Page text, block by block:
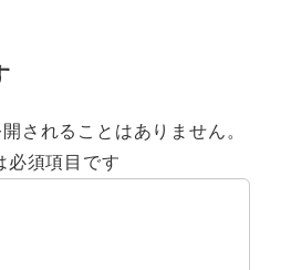
されることはありません。
必須項目です